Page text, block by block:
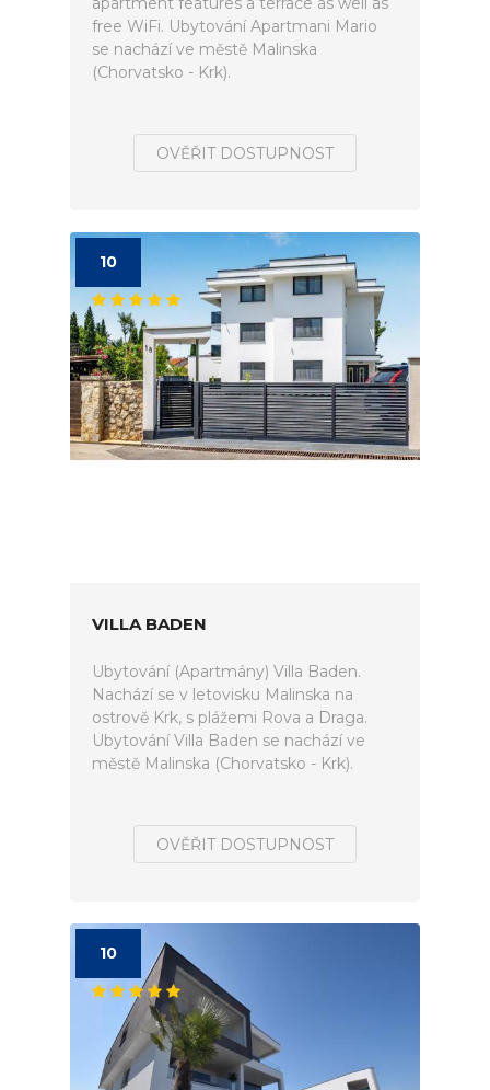
free WiFi. Ubytování Apartmani Mario
se nachází ve městě Malinska
(Chorvatsko - Krk).
OVĚŘIT DOSTUPNOST
10
VILLA BADEN
Ubytování (Apartmány) Villa Baden.
Nachází se v letovisku Malinska na
ostrově Krk, s plážemi Rova a Draga.
Ubytování Villa Baden se nachází ve
městě Malinska (Chorvatsko - Krk).
OVĚŘIT DOSTUPNOST
10